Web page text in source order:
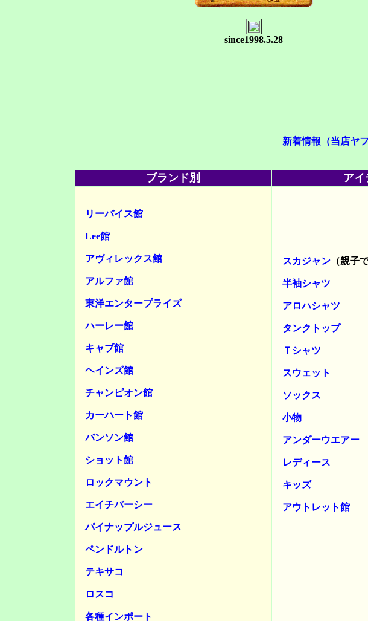
since1998.5.28
新着情報（当店ヤフ
ブランド別 アイ
リーバイス館
Lee館
アヴィレックス館
アルファ館
東洋エンタープライズ
ハーレー館
キャブ館
ヘインズ館
チャンピオン館
カーハート館
バンソン館
ショット館
ロックマウント
エイチバーシー
パイナップルジュース
ペンドルトン
テキサコ
ロスコ
各種インポート
スカジャン （親子
半袖シャツ
アロハシャツ
タンクトップ
Ｔシャツ
スウェット
ソックス
小物
アンダーウエアー
レディース
キッズ
アウトレット館